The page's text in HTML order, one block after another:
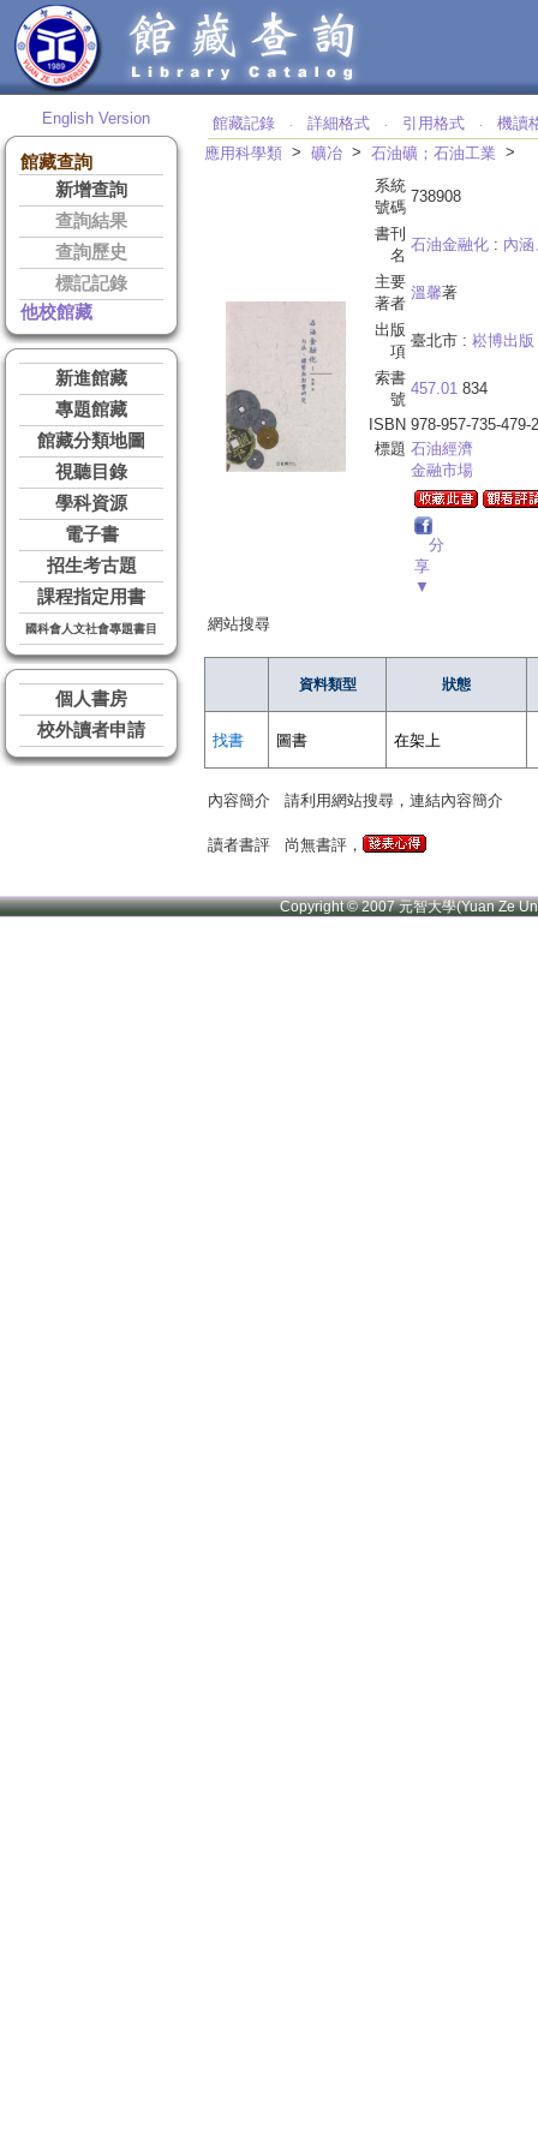
English Version
館藏查詢
新增查詢
查詢結果
查詢歷史
標記記錄
他校館藏
新進館藏
專題館藏
館藏分類地圖
視聽目錄
學科資源
電子書
招生考古題
課程指定用書
國科會人文社會專題書目
個人書房
校外讀者申請
館藏記錄 ‧ 詳細格式 ‧ 引用格式 ‧
機讀
應用科學類 > 礦冶 > 石油礦；石油工業 >
系統
號碼
738908
書刊
名
石油金融化 : 內
主要
著者
溫馨著
出版
項
臺北市 : 崧博出版
索書
號
457.01 834
ISBN 978-957-735-479-2
標題 石油經濟
金融市場
分
享
▼
網站搜尋
資料類型 狀態
找書 圖書 在架上
內容簡介 請利用網站搜尋，連結內容簡介
讀者書評 尚無書評，
Copyright © 2007 元智大學(Yuan Ze